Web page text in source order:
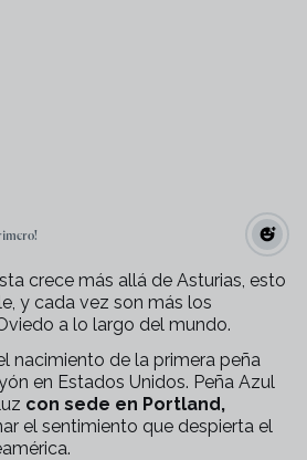
crece más allá de Asturias, esto
y cada vez son más los
a lo largo del mundo.
nacimiento de la primera peña
en Estados Unidos. Peña Azul
con sede en Portland,
el sentimiento que despierta el